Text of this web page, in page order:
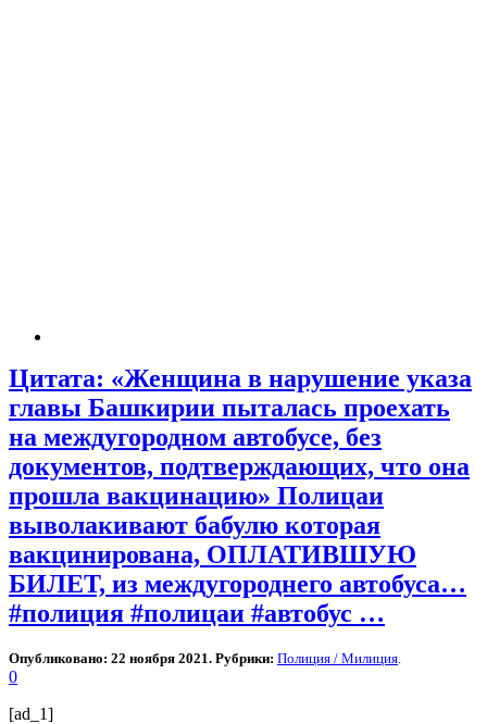
Цитата: «Женщина в нарушение указа
главы Башкирии пыталась проехать
на междугородном автобусе, без
документов, подтверждающих, что она
прошла вакцинацию» Полицаи
выволакивают бабулю которая
вакцинирована, ОПЛАТИВШУЮ
БИЛЕТ, из междугороднего автобуса…
#полиция #полицаи #автобус …
Опубликовано: 22 ноября 2021. Рубрики: Полиция / Милиция
0
[ad_1]